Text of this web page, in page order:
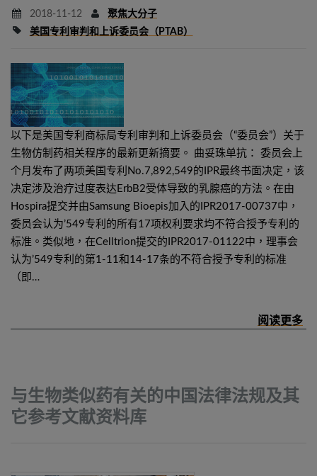
2018-11-12
聚焦大分子
美国专利审判和上诉委员会（PTAB）
以下是美国专利商标局专利审判和上诉委员会（“委员会”）关于
生物仿制药相关程序的最新更新摘要。 曲妥珠单抗： 委员会上
个月发布了两项美国专利No.7,892,549的IPR最终书面决定，该
决定涉及治疗过度表达ErbB2受体导致的乳腺癌的方法。在由
Hospira提交并由Samsung Bioepis加入的IPR2017-00737中，
委员会认为’549专利的所有17项权利要求均不符合授予专利的
标准。类似地，在Celltrion提交的IPR2017-01122中，理事会
认为’549专利的第1-11和14-17条的不符合授予专利的标准
（即…
与生物类似药有关的中国法律法规及其
它参考文献资料库